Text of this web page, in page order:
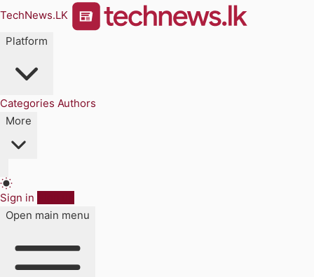
TechNews.LK
Platform
Categories Authors
More
Sign in
Open main menu